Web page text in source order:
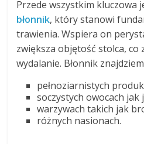
Przede wszystkim kluczowa
błonnik, który stanowi
trawienia. Wspiera on
zwiększa objętość stolca, co
wydalanie. Błonnik
pełnoziarnistych
soczystych owocach jak
warzywach takich jak
różnych nasionach.